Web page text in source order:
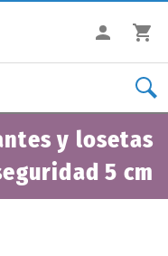
y losetas
5 cm